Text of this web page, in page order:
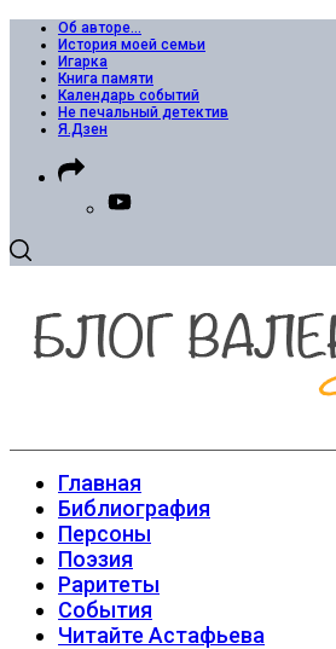
Об авторе…
История моей семьи
Игарка
Книга памяти
Календарь событий
Не печальный детектив
Я.Дзен
Главная
Библиография
Персоны
Поэзия
Раритеты
События
Читайте Астафьева